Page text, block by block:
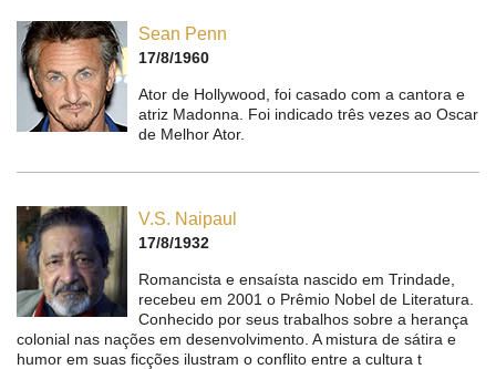
Sean Penn
17/8/1960
Ator de Hollywood, foi casado com a cantora e
atriz Madonna. Foi indicado três vezes ao Oscar
de Melhor Ator.
V.S. Naipaul
17/8/1932
Romancista e ensaísta nascido em Trindade,
recebeu em 2001 o Prêmio Nobel de Literatura.
Conhecido por seus trabalhos sobre a herança
colonial nas nações em desenvolvimento. A mistura de sátira e
humor em suas ficções ilustram o conflito entre a cultura t